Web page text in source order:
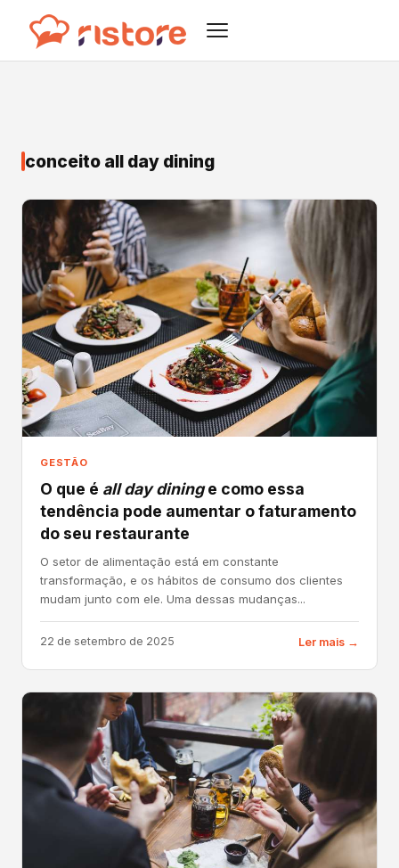
conceito all day dining
GESTÃO
O que é all day dininge como essa
tendência pode aumentar o faturamento
do seu restaurante
O setor de alimentação está em constante
transformação, e os hábitos de consumo dos clientes
mudam junto com ele. Uma dessas mudanças...
22 de setembro de 2025 Ler mais →